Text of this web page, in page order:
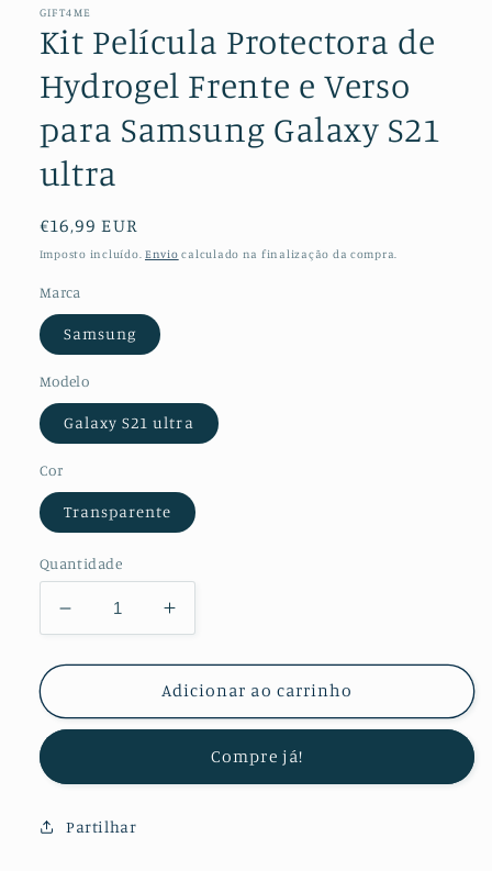
1
em
modal
GIFT4ME
Kit Película Protectora de
Hydrogel Frente e Verso
para Samsung Galaxy S21
ultra
Preço
normal
€16,99 EUR
Imposto incluído. Envio calculado na finalização da compra.
Marca
Samsung
Modelo
Galaxy S21 ultra
Cor
Transparente
Quantidade
Diminuir
a
quantidade
Kit
de
Frente
Aumentar
a
quantidade
de
Kit
Protectora
de
Adicionar ao carrinho
Compre já!
Partilhar